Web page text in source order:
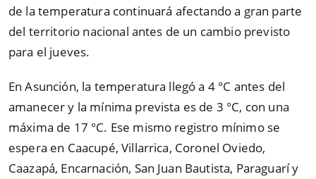
de la temperatura continuará afectando a gran parte
del territorio nacional antes de un cambio previsto
para el jueves.
En Asunción, la temperatura llegó a 4 °C antes del
amanecer y la mínima prevista es de 3 °C, con una
máxima de 17 °C. Ese mismo registro mínimo se
espera en Caacupé, Villarrica, Coronel Oviedo,
Caazapá, Encarnación, San Juan Bautista, Paraguarí y